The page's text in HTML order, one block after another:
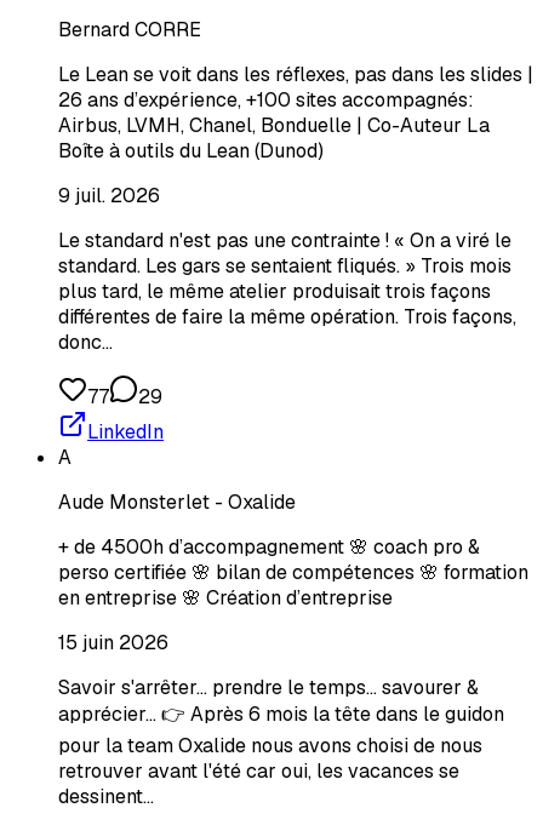
Bernard CORRE
Le Lean se voit dans les réflexes, pas dans les slides |
26 ans d’expérience, +100 sites accompagnés:
Airbus, LVMH, Chanel, Bonduelle | Co-Auteur La
Boîte à outils du Lean (Dunod)
9 juil. 2026
Le standard n'est pas une contrainte ! « On a viré le
standard. Les gars se sentaient fliqués. » Trois mois
plus tard, le même atelier produisait trois façons
différentes de faire la même opération. Trois façons,
donc…
77
29
LinkedIn
A
Aude Monsterlet - Oxalide
+ de 4500h d’accompagnement 🌸 coach pro &
perso certifiée 🌸 bilan de compétences 🌸 formation
en entreprise 🌸 Création d’entreprise
15 juin 2026
Savoir s'arrêter... prendre le temps... savourer &
apprécier... 👉 Après 6 mois la tête dans le guidon
pour la team Oxalide nous avons choisi de nous
retrouver avant l'été car oui, les vacances se
dessinent…